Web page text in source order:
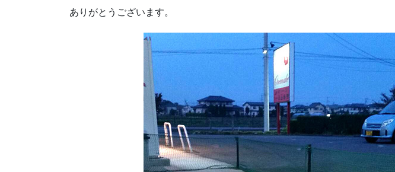
ありがとうございます。